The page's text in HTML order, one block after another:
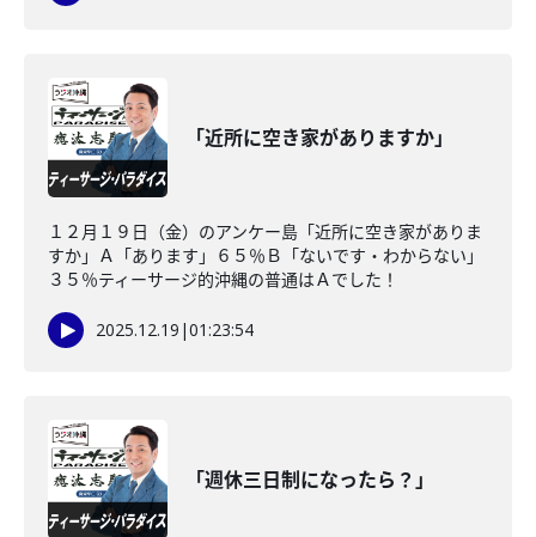
「近所に空き家がありますか」
１２月１９日（金）のアンケー島「近所に空き家がありま
すか」Ａ「あります」６５％Ｂ「ないです・わからない」
３５％ティーサージ的沖縄の普通はＡでした！
2025.12.19 |01:23:54
「週休三日制になったら？」